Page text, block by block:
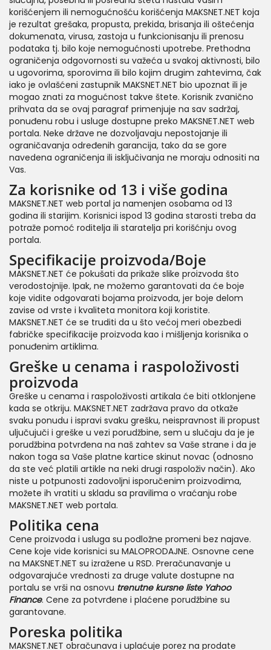
korišćenjem ili nemogućnošću korišćenja MAKSNET.NET koja
je rezultat grešaka, propusta, prekida, brisanja ili oštećenja
dokumenata, virusa, zastoja u funkcionisanju ili prenosu
podataka tj. bilo koje nemogućnosti upotrebe. Prethodna
ograničenja odgovornosti su važeća u svakoj aktivnosti, bilo
u ugovorima, sporovima ili bilo kojim drugim zahtevima, čak
iako je ovlašćeni zastupnik MAKSNET.NET bio upoznat ili je
mogao znati za mogućnost takve štete. Korisnik zvanično
prihvata da se ovaj paragraf primenjuje na sav sadržaj,
ponuđenu robu i usluge dostupne preko MAKSNET.NET web
portala. Neke države ne dozvoljavaju nepostojanje ili
ograničavanja određenih garancija, tako da se gore
navedena ograničenja ili isključivanja ne moraju odnositi na
Vas.
Za korisnike od 13 i više godina
MAKSNET.NET web portal ja namenjen osobama od 13
godina ili starijim. Korisnici ispod 13 godina starosti treba da
potraže pomoć roditelja ili staratelja pri korišćnju ovog
portala.
Specifikacije proizvoda/Boje
MAKSNET.NET će pokušati da prikaže slike proizvoda što
verodostojnije. Ipak, ne možemo garantovati da će boje
koje vidite odgovarati bojama proizvoda, jer boje delom
zavise od vrste i kvaliteta monitora koji koristite.
MAKSNET.NET će se truditi da u što većoj meri obezbedi
fabričke specifikacije proizvoda kao i mišljenja korisnika o
ponuđenim artiklima.
Greške u cenama i raspoloživosti
proizvoda
Greške u cenama i raspoloživosti artikala će biti otklonjene
kada se otkriju. MAKSNET.NET zadržava pravo da otkaže
svaku ponudu i ispravi svaku grešku, neispravnost ili propust
uljučujuči i greške u vezi porudžbine, sem u slučaju da je je
porudžbina potvrđena na naš zahtev sa Vaše strane i da je
nakon toga sa Vaše platne kartice skinut novac (odnosno
da ste već platili artikle na neki drugi raspoloživ način). Ako
niste u potpunosti zadovoljni isporučenim proizvodima,
možete ih vratiti u skladu sa pravilima o vraćanju robe
MAKSNET.NET web portala.
Politika cena
Cene proizvoda i usluga su podložne promeni bez najave.
Cene koje vide korisnici su MALOPRODAJNE. Osnovne cene
na MAKSNET.NET su izražene u RSD. Preračunavanje u
odgovarajuće vrednosti za druge valute dostupne na
portalu se vrši na osnovu trenutne kursne liste Yahoo
Finance. Cene za potvrđene i plaćene porudžbine su
garantovane.
Poreska politika
MAKSNET.NET obračunava i uplaćuje porez na prodate